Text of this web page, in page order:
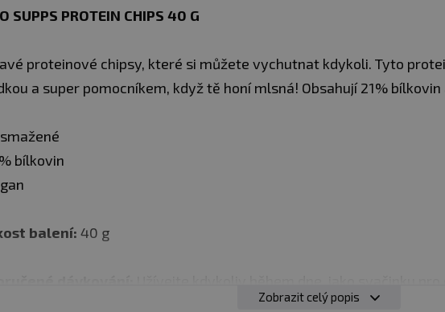
SUPPS PROTEIN CHIPS 40 G
proteinové chipsy, které si můžete vychutnat kdykoli. Tyto
a super pomocníkem, když tě honí mlsná! Obsahují 21%
bílkovin
balení: 40 g
Zobrazit celý popis